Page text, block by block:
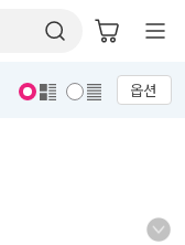
옵션